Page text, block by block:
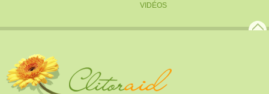
VIDÉOS